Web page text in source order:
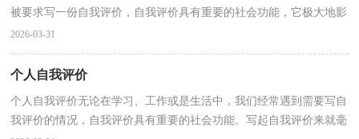
被要求写一份自我评价，自我评价具有重要的社会功能，它极大地影
响人与人之间的交往方式。写起自我评价来就毫无头...
2026-03-31
个人自我评价
个人自我评价无论在学习、工作或是生活中，我们经常遇到需要写自
我评价的情况，自我评价具有重要的社会功能。写起自我评价来就毫